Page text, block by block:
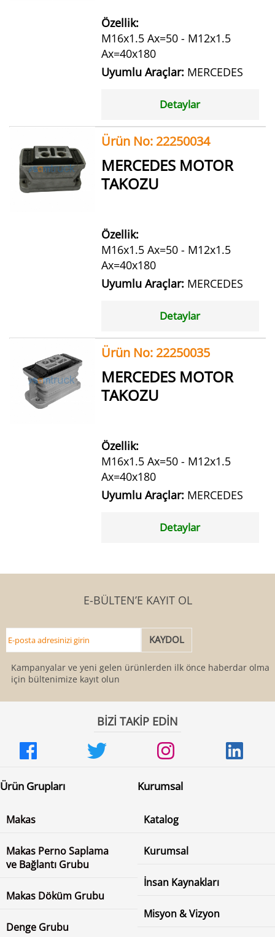
Özellik:
M16x1.5 Ax=50 - M12x1.5
Ax=40x180
Uyumlu Araçlar: MERCEDES
Detaylar
Ürün No: 22250034
MERCEDES MOTOR
TAKOZU
Özellik:
M16x1.5 Ax=50 - M12x1.5
Ax=40x180
Uyumlu Araçlar: MERCEDES
Detaylar
Ürün No: 22250035
MERCEDES MOTOR
TAKOZU
Özellik:
M16x1.5 Ax=50 - M12x1.5
Ax=40x180
Uyumlu Araçlar: MERCEDES
Detaylar
E-BÜLTEN’E KAYIT OL
Kampanyalar ve yeni gelen ürünlerden ilk önce haberdar olmak
için bültenimize kayıt olun
BİZİ TAKİP EDİN
Ürün Grupları
Makas
Makas Perno Saplama
ve Bağlantı Grubu
Makas Döküm Grubu
Denge Grubu
Kurumsal
Katalog
Kurumsal
İnsan Kaynakları
Misyon & Vizyon